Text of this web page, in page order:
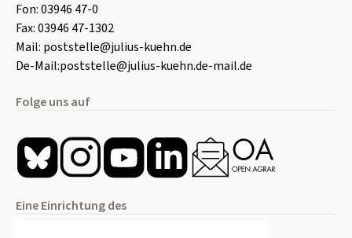
Fon:03946 47-0
Fax:03946 47-1302
Mail: poststelle@julius-kuehn.de
De-Mail:poststelle@julius-kuehn.de-mail.de
Folge uns auf
Eine Einrichtung des